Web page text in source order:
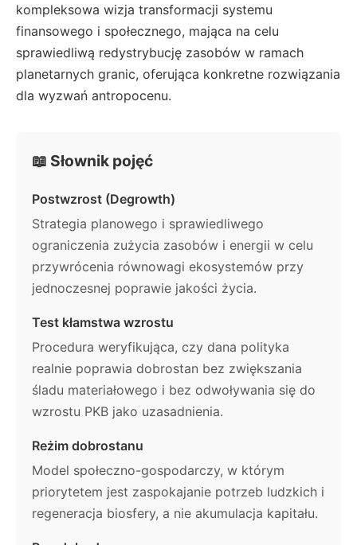
kompleksowa wizja transformacji systemu
finansowego i społecznego, mająca na celu
sprawiedliwą redystrybucję zasobów w ramach
planetarnych granic, oferująca konkretne rozwiązania
dla wyzwań antropocenu.
📖 Słownik pojęć
Postwzrost (Degrowth)
Strategia planowego i sprawiedliwego
ograniczenia zużycia zasobów i energii w celu
przywrócenia równowagi ekosystemów przy
jednoczesnej poprawie jakości życia.
Test kłamstwa wzrostu
Procedura weryfikująca, czy dana polityka
realnie poprawia dobrostan bez zwiększania
śladu materiałowego i bez odwoływania się do
wzrostu PKB jako uzasadnienia.
Reżim dobrostanu
Model społeczno-gospodarczy, w którym
priorytetem jest zaspokajanie potrzeb ludzkich i
regeneracja biosfery, a nie akumulacja kapitału.